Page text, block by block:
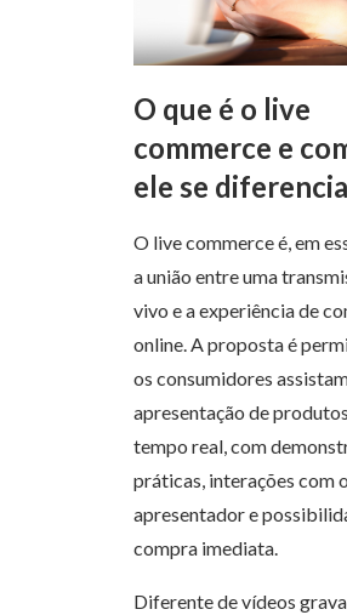
O que é o live
commerce e
ele se diferencia
O live commerce é, em
a união entre uma
vivo e a experiência de
online. A proposta é
os consumidores
apresentação de
tempo real, com
práticas, interações com o
apresentador e
compra imediata.
Diferente de vídeos